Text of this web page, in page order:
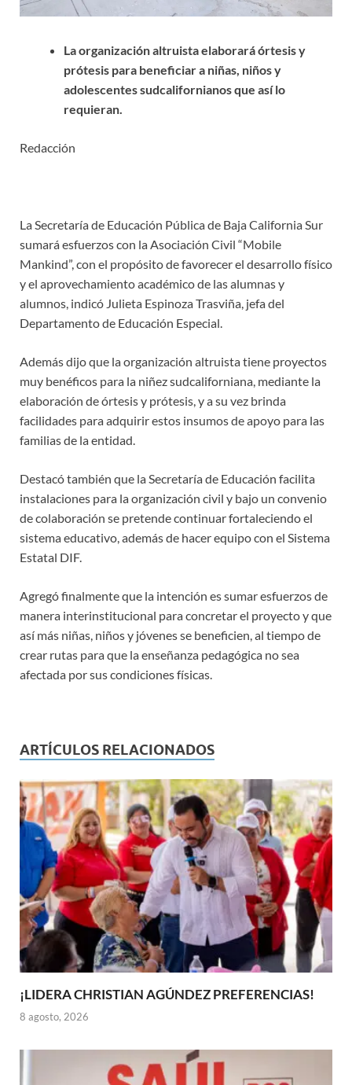
La organización altruista elaborará órtesis y
prótesis para beneficiar a niñas, niños y
adolescentes sudcalifornianos que así lo
requieran.
Redacción
La Secretaría de Educación Pública de Baja California Sur
sumará esfuerzos con la Asociación Civil “Mobile
Mankind”, con el propósito de favorecer el desarrollo físico
y el aprovechamiento académico de las alumnas y
alumnos, indicó Julieta Espinoza Trasviña, jefa del
Departamento de Educación Especial.
Además dijo que la organización altruista tiene proyectos
muy benéficos para la niñez sudcaliforniana, mediante la
elaboración de órtesis y prótesis, y a su vez brinda
facilidades para adquirir estos insumos de apoyo para las
familias de la entidad.
Destacó también que la Secretaría de Educación facilita
instalaciones para la organización civil y bajo un convenio
de colaboración se pretende continuar fortaleciendo el
sistema educativo, además de hacer equipo con el Sistema
Estatal DIF.
Agregó finalmente que la intención es sumar esfuerzos de
manera interinstitucional para concretar el proyecto y que
así más niñas, niños y jóvenes se beneficien, al tiempo de
crear rutas para que la enseñanza pedagógica no sea
afectada por sus condiciones físicas.
ARTÍCULOS RELACIONADOS
¡LIDERA CHRISTIAN AGÚNDEZ PREFERENCIAS!
8 agosto, 2026